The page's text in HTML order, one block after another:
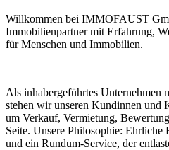
Willkommen bei IMMOFAUST
Immobilienpartner mit Erfahrung,
für Menschen und Immobilien.
Als inhabergeführtes Unternehmen
stehen wir unseren Kundinnen und
um Verkauf, Vermietung,
Seite. Unsere Philosophie: Ehrliche
und ein Rundum-Service, der